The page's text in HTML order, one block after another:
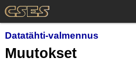
Datatähti-valmennus
Muutokset